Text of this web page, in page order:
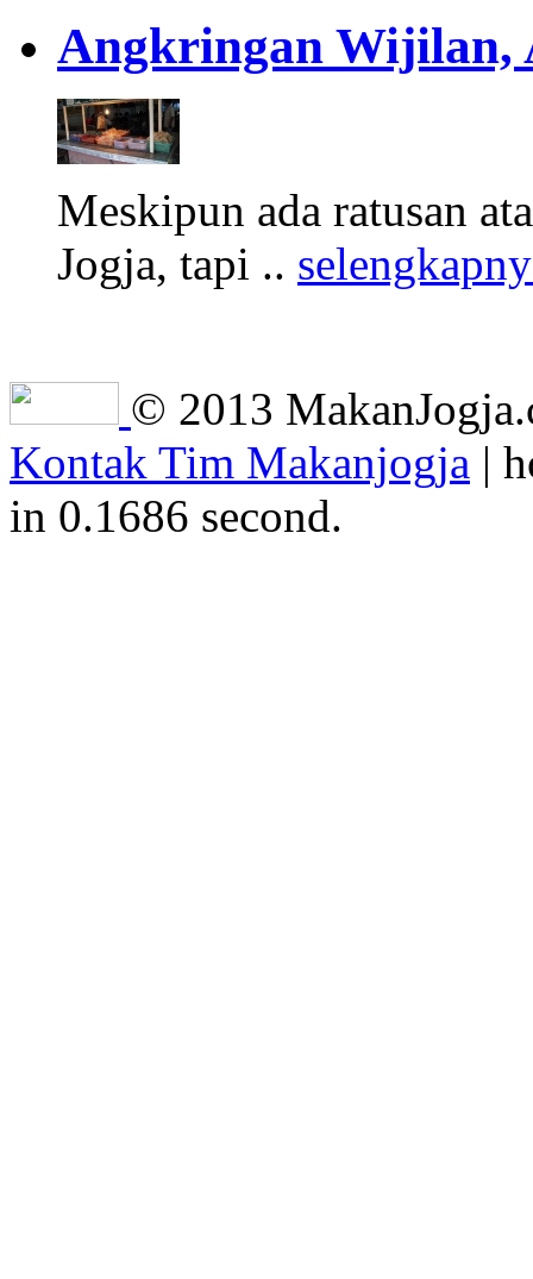
Angkringan Wijilan,
Meskipun ada ratusan
Jogja, tapi ..
© 2013
Kontak Tim Makanjogja |
in 0.1686 second.